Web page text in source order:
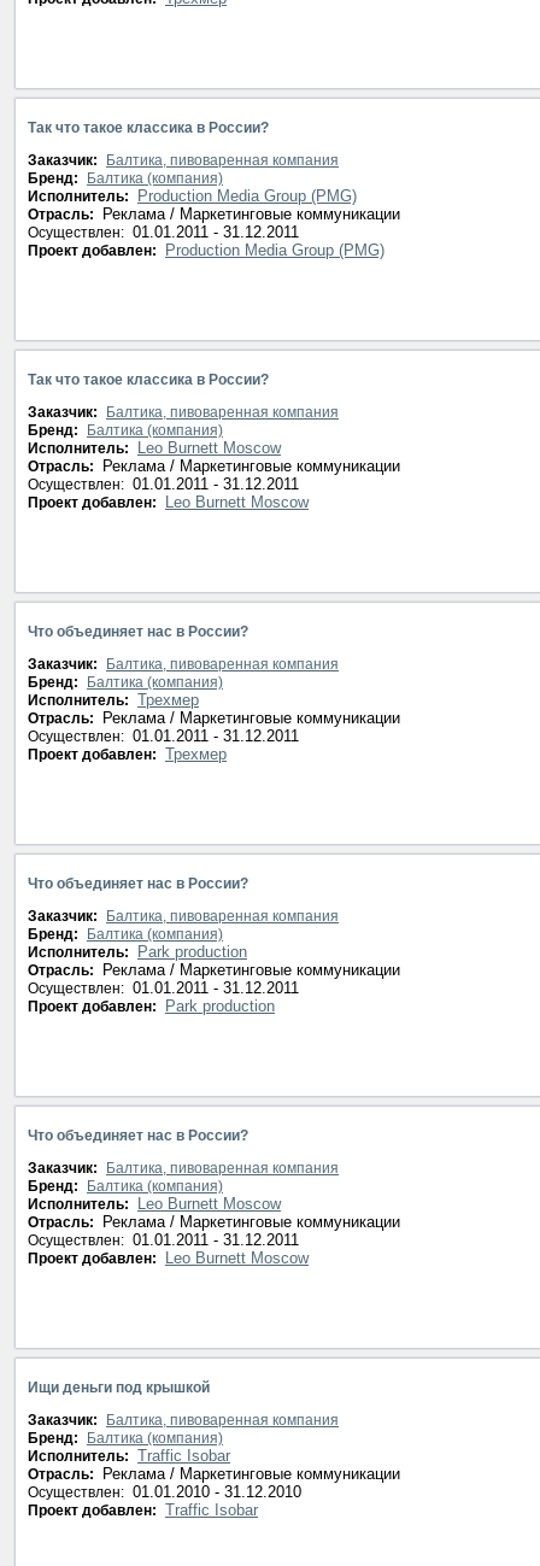
Так что такое классика в России?
Заказчик:
Балтика, пивоваренная компания
Бренд:
Балтика (компания)
Исполнитель:
Production Media Group (PMG)
Отрасль: Реклама / Маркетинговые коммуникации
Осуществлен: 01.01.2011 - 31.12.2011
Проект добавлен: Production Media Group (PMG)
Так что такое классика в России?
Заказчик:
Балтика, пивоваренная компания
Бренд:
Балтика (компания)
Исполнитель:
Leo Burnett Moscow
Отрасль: Реклама / Маркетинговые коммуникации
Осуществлен: 01.01.2011 - 31.12.2011
Проект добавлен: Leo Burnett Moscow
Что объединяет нас в России?
Заказчик:
Балтика, пивоваренная компания
Бренд:
Балтика (компания)
Исполнитель: Трехмер
Отрасль: Реклама / Маркетинговые коммуникации
Осуществлен: 01.01.2011 - 31.12.2011
Проект добавлен: Трехмер
Что объединяет нас в России?
Заказчик:
Балтика, пивоваренная компания
Бренд:
Балтика (компания)
Исполнитель:
Park production
Отрасль: Реклама / Маркетинговые коммуникации
Осуществлен: 01.01.2011 - 31.12.2011
Проект добавлен: Park production
Что объединяет нас в России?
Заказчик:
Балтика, пивоваренная компания
Бренд:
Балтика (компания)
Исполнитель:
Leo Burnett Moscow
Отрасль: Реклама / Маркетинговые коммуникации
Осуществлен: 01.01.2011 - 31.12.2011
Проект добавлен: Leo Burnett Moscow
Ищи деньги под крышкой
Заказчик:
Балтика, пивоваренная компания
Бренд:
Балтика (компания)
Исполнитель: Traffic Isobar
Отрасль: Реклама / Маркетинговые коммуникации
Осуществлен: 01.01.2010 - 31.12.2010
Проект добавлен: Traffic Isobar